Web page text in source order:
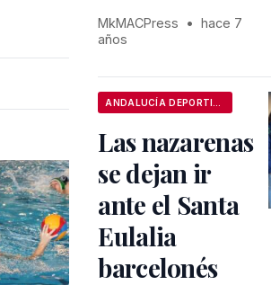
MkMACPress •
hace 7
años
Las nazarenas
se dejan ir
ante el Santa
Eulalia
barcelonés